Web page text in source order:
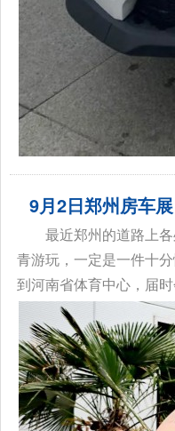
9月2日郑州房车
最近郑州的道路上
青游玩，一定是一件十
到河南省体育中心，届